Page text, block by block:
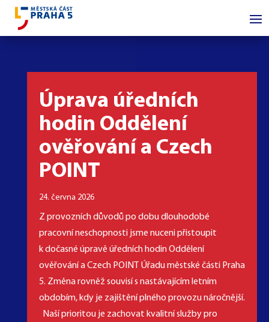
Úprava úředních
hodin Oddělení
ověřování a Czech
POINT
24. června 2026
Z provozních důvodů po dobu dlouhodobé
pracovní neschopnosti jsme nuceni přistoupit
k dočasné úpravě úředních hodin Oddělení
ověřování a Czech POINT Úřadu městské části Praha
5. Změna rovněž souvisí s nastávajícím letním
obdobím, kdy je zajištění plného provozu náročnější.
Naší prioritou je zachovat kvalitní služby pro